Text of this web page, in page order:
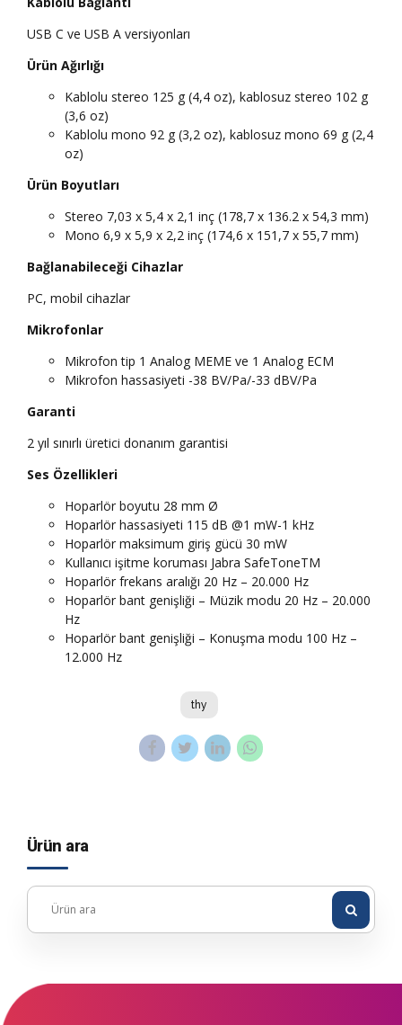
USB C ve USB A versiyonları
Ürün Ağırlığı
Kablolu stereo 125 g (4,4 oz), kablosuz stereo 102 g
(3,6 oz)
Kablolu mono 92 g (3,2 oz), kablosuz mono 69 g (2,4
oz)
Ürün Boyutları
Stereo 7,03 x 5,4 x 2,1 inç (178,7 x 136.2 x 54,3 mm)
Mono 6,9 x 5,9 x 2,2 inç (174,6 x 151,7 x 55,7 mm)
Bağlanabileceği Cihazlar
PC, mobil cihazlar
Mikrofonlar
Mikrofon tip 1 Analog MEME ve 1 Analog ECM
Mikrofon hassasiyeti -38 BV/Pa/-33 dBV/Pa
Garanti
2 yıl sınırlı üretici donanım garantisi
Ses Özellikleri
Hoparlör boyutu 28 mm Ø
Hoparlör hassasiyeti 115 dB @1 mW-1 kHz
Hoparlör maksimum giriş gücü 30 mW
Kullanıcı işitme koruması Jabra SafeToneTM
Hoparlör frekans aralığı 20 Hz – 20.000 Hz
Hoparlör bant genişliği – Müzik modu 20 Hz – 20.000
Hz
Hoparlör bant genişliği – Konuşma modu 100 Hz –
12.000 Hz
thy
Ürün ara